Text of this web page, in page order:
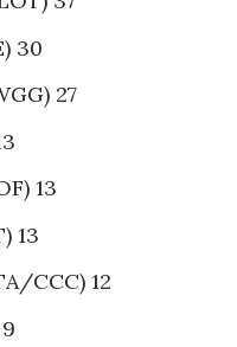
30
27
13
13
CCC) 12